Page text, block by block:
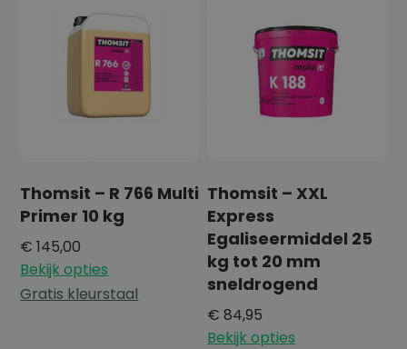
Thomsit – R 766 Multi
Primer 10 kg
€ 145,00
Bekijk opties
Gratis kleurstaal
Thomsit – XXL
Express
Egaliseermiddel 25
kg tot 20 mm
sneldrogend
€ 84,95
Bekijk opties